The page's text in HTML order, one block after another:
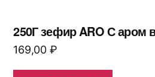
250Г зефир ARO С аром
169,00 ₽